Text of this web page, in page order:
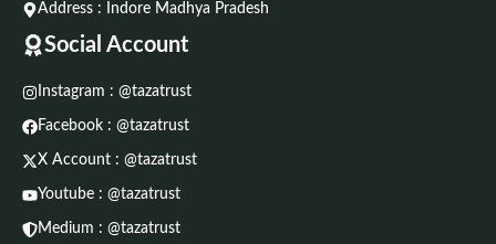
Address : Indore Madhya Pradesh
Social Account
Instagram : @tazatrust
Facebook : @tazatrust
X Account : @tazatrust
Youtube : @tazatrust
Medium : @tazatrust